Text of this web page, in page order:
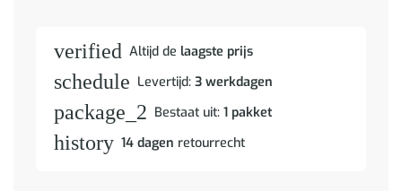
verified Altijd de laagste prijs
schedule Levertijd: 3 werkdagen
package_2 Bestaat uit: 1 pakket
history 14 dagen retourrecht